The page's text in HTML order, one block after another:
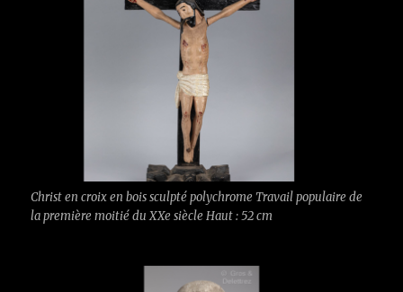
Christ en croix en bois sculpté polychrome Travail populaire de
la première moitié du XXe siècle Haut : 52 cm